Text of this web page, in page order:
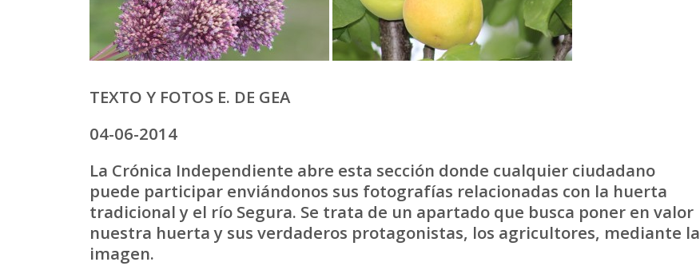
TEXTO Y FOTOS E. DE GEA
04-06-2014
La Crónica Independiente abre esta sección donde cualquier ciudadano
puede participar enviándonos sus fotografías relacionadas con la huerta
tradicional y el río Segura. Se trata de un apartado que busca poner en valor
nuestra huerta y sus verdaderos protagonistas, los agricultores, mediante la
imagen.